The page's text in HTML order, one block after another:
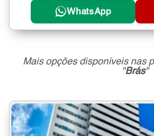
WhatsApp
Mais opções disponíveis nas
"Brás"